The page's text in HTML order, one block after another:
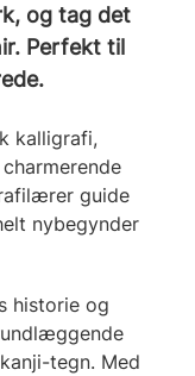
og tag det
Perfekt til
kalligrafi,
guide
nybegynder
historie og
tegn. Med